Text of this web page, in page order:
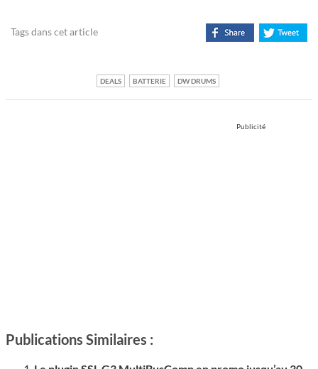
Tags dans cet article
DEALS BATTERIE DW DRUMS
Publicité
Publications Similaires :